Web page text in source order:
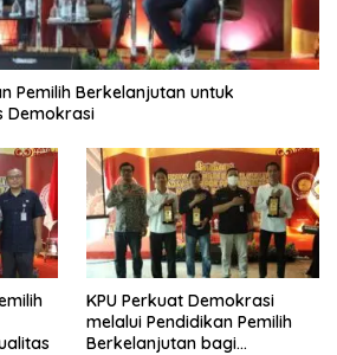
Pemilih Berkelanjutan untuk
Demokrasi
KPU Perkuat Demokrasi
melalui Pendidikan Pemilih
Berkelanjutan bagi